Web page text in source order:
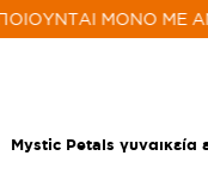
ΜΟΝΟ ΜΕ
Mystic Petals γυναικεία